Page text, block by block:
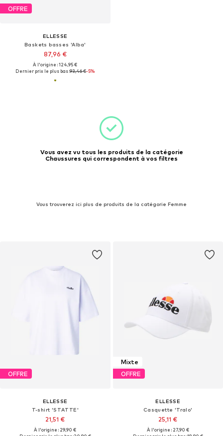
OFFRE
ELLESSE
Baskets basses 'Alba'
87,96 €
À l'origine : 124,95 €
Dernier prix le plus bas :93,46 €-5%
Vous avez vu tous les produits de la catégorie
Chaussures qui correspondent à vos filtres
Vous trouverez ici plus de produits de la catégorie Femme
OFFRE
ELLESSE
T-shirt 'STATTE'
21,51 €
À l'origine : 29,90 €
Mixte
OFFRE
ELLESSE
Casquette 'Tralo'
25,11 €
À l'origine : 27,90 €